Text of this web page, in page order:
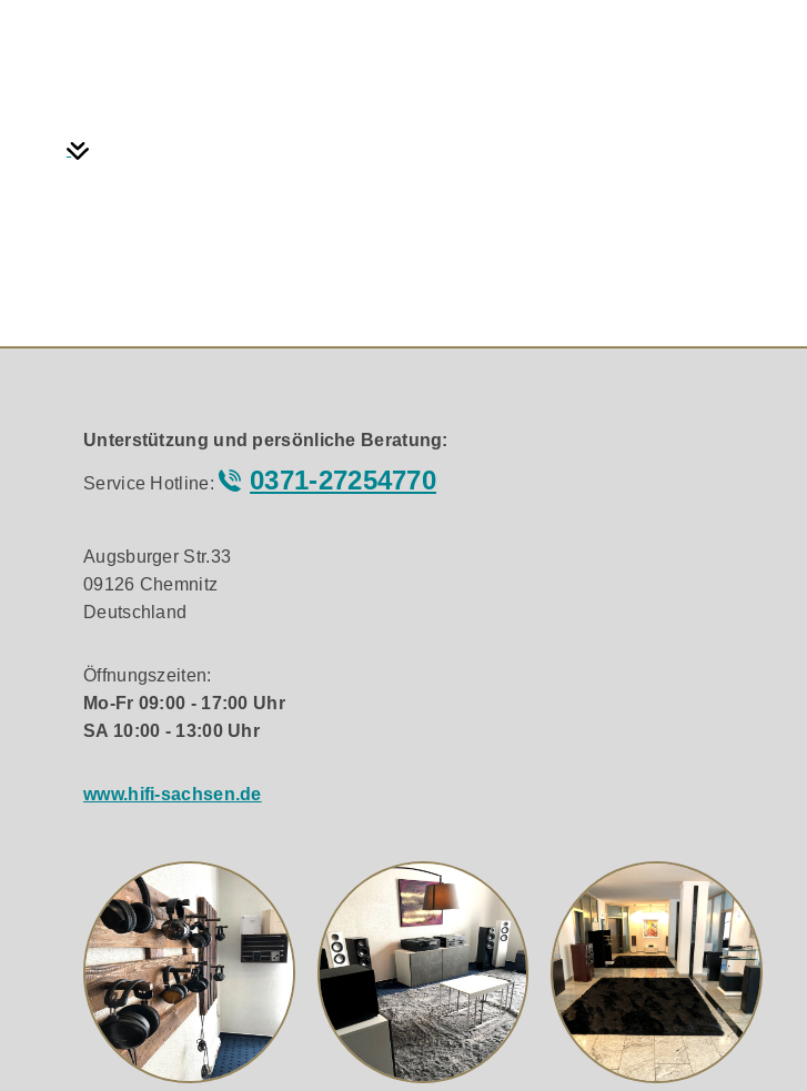
Klasse A mit Vorspannung
Serie
Signature-Ausführung zahlreiche Verbesserungen. Der CD-Player verfügt über eine
CD-Laufwerk von TEAC. Zusätzlich ist er mit dem Digitaleingangsboard DA2
sowie eines Computers über USB ermöglicht wird.
Wiedergabequalität zu einem äußerst attraktiven Preis. Erleben Sie Musik in einer
Unterstützung und persönliche Beratung:
Service Hotline: 0371-27254770
Augsburger Str.33
09126 Chemnitz
Deutschland
Öffnungszeiten:
Mo-Fr 09:00 - 17:00 Uhr
SA 10:00 - 13:00 Uhr
www.hifi-sachsen.de